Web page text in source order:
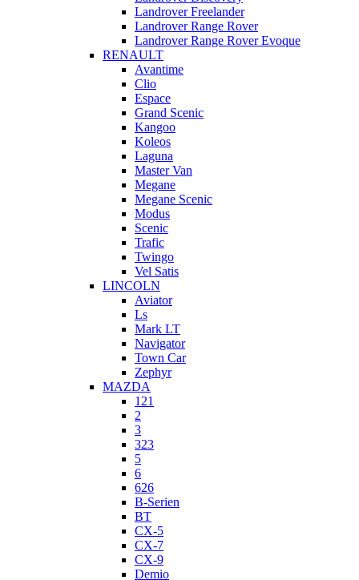
Landrover Freelander
Landrover Range Rover
Landrover Range Rover Evoque
RENAULT
Avantime
Clio
Espace
Grand Scenic
Kangoo
Koleos
Laguna
Master Van
Megane
Megane Scenic
Modus
Scenic
Trafic
Twingo
Vel Satis
LINCOLN
Aviator
Ls
Mark LT
Navigator
Town Car
Zephyr
MAZDA
121
2
3
323
5
6
626
B-Serien
BT
CX-5
CX-7
CX-9
Demio